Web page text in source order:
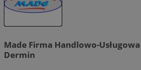
Made Firma Handlowo-
Dermin